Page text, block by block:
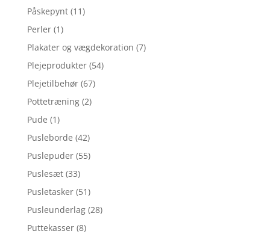
Påskepynt (11)
Perler (1)
Plakater og vægdekoration (7)
Plejeprodukter (54)
Plejetilbehør (67)
Pottetræning (2)
Pude (1)
Pusleborde (42)
Puslepuder (55)
Puslesæt (33)
Pusletasker (51)
Pusleunderlag (28)
Puttekasser (8)